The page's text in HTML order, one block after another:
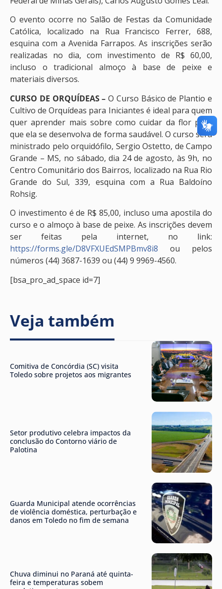
O evento ocorre no Salão de Festas da Comunidade
Católica, localizado na Rua Francisco Ferrer, 688,
esquina com a Avenida Farrapos. As inscrições serão
realizadas no dia, com investimento de R$ 60,00,
incluso o tradicional almoço à base de peixe e
materiais diversos.
CURSO DE ORQUÍDEAS – O Curso Básico de Plantio e
Cultivo de Orquídeas para Iniciantes é ideal para quem
quer aprender mais sobre como cuidar da flor para
que ela se desenvolva de forma saudável. O curso será
ministrado pelo orquidófilo, Sergio Ostetto, de Campo
Grande – MS, no sábado, dia 24 de agosto, às 9h, no
Centro Comunitário dos Bairros, localizado na Rua Rio
Grande do Sul, 339, esquina com a Rua Baldoíno
Rohsig.
O investimento é de R$ 85,00, incluso uma apostila do
curso e o almoço à base de peixe. As inscrições devem
ser feitas pela internet, no link:
https://forms.gle/D8VFXUEdSMPBmv8i8 ou pelos
números (44) 3687-1639 ou (44) 9 9969-4560.
[bsa_pro_ad_space id=7]
Veja também
Comitiva de Concórdia (SC) visita
Toledo sobre projetos aos migrantes
Setor produtivo celebra impactos da
conclusão do Contorno viário de
Palotina
Guarda Municipal atende ocorrências
de violência doméstica, perturbação e
danos em Toledo no fim de semana
Chuva diminui no Paraná até quinta-
feira e temperaturas sobem